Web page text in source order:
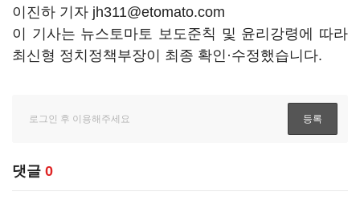
이진하 기자 jh311@etomato.com
이 기사는 뉴스토마토 보도준칙 및 윤리강령에 따라
최신형 정치정책부장이 최종 확인·수정했습니다.
댓글 0